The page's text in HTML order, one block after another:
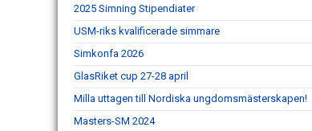
2025 Simning Stipendiater
USM-riks kvalificerade simmare
Simkonfa 2026
GlasRiket cup 27-28 april
Milla uttagen till Nordiska ungdomsmästerskapen!
Masters-SM 2024